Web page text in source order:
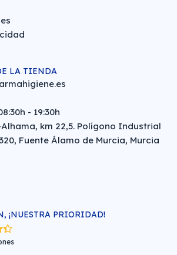
LA TIENDA
- 19:30h
km 22,5. Polígono Industrial
Fuente Álamo de Murcia, Murcia
¡NUESTRA PRIORIDAD!